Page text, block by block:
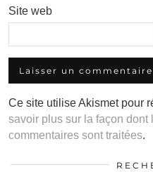
Site web
Ce site utilise Akismet pour
savoir plus sur la façon dont
commentaires sont traitées.